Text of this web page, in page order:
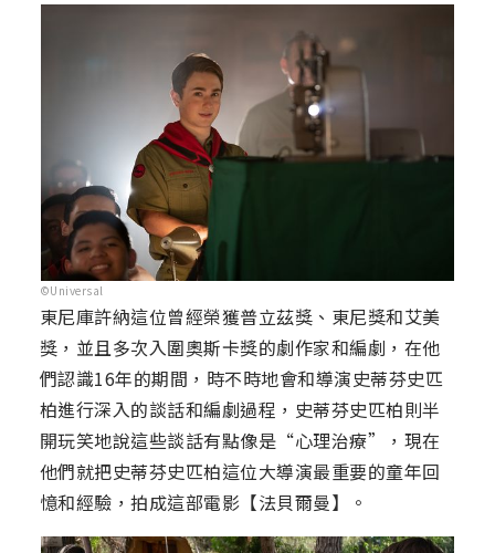
©Universal
東尼庫許納這位曾經榮獲普立茲獎、東尼獎和艾美
獎，並且多次入圍奧斯卡獎的劇作家和編劇，在他
們認識16年的期間，時不時地會和導演史蒂芬史匹
柏進行深入的談話和編劇過程，史蒂芬史匹柏則半
開玩笑地說這些談話有點像是“心理治療”，現在
他們就把史蒂芬史匹柏這位大導演最重要的童年回
憶和經驗，拍成這部電影【法貝爾曼】。